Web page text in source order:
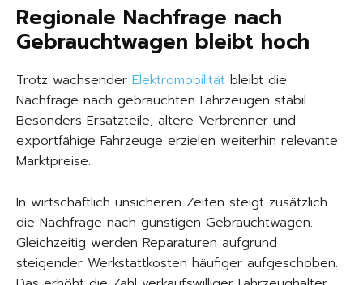
Regionale Nachfrage nach
Gebrauchtwagen bleibt hoch
Trotz wachsender Elektromobilität bleibt die
Nachfrage nach gebrauchten Fahrzeugen stabil.
Besonders Ersatzteile, ältere Verbrenner und
exportfähige Fahrzeuge erzielen weiterhin relevante
Marktpreise.
In wirtschaftlich unsicheren Zeiten steigt zusätzlich
die Nachfrage nach günstigen Gebrauchtwagen.
Gleichzeitig werden Reparaturen aufgrund
steigender Werkstattkosten häufiger aufgeschoben.